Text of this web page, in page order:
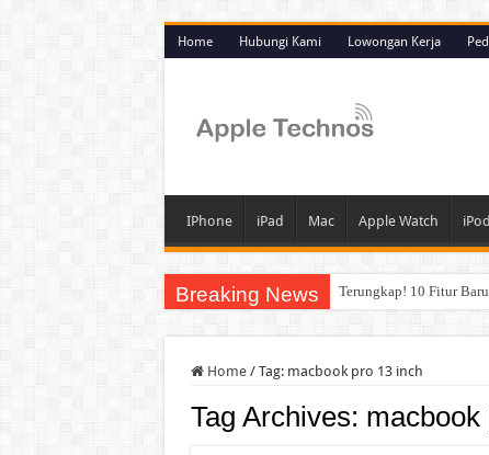
Home Hubungi Kami Lowongan Kerja
IPhone iPad Mac Apple Watch iPod
Breaking News Terungkap! 10 Fitur
Lupa Kode Sandi
Perbandingan iOS 26
Home / Tag: macbook pro 13 inch
Tag Archives: macbook